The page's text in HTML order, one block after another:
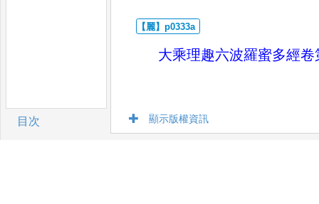
目次
大乘理趣六波羅蜜多經卷
顯示版權資訊